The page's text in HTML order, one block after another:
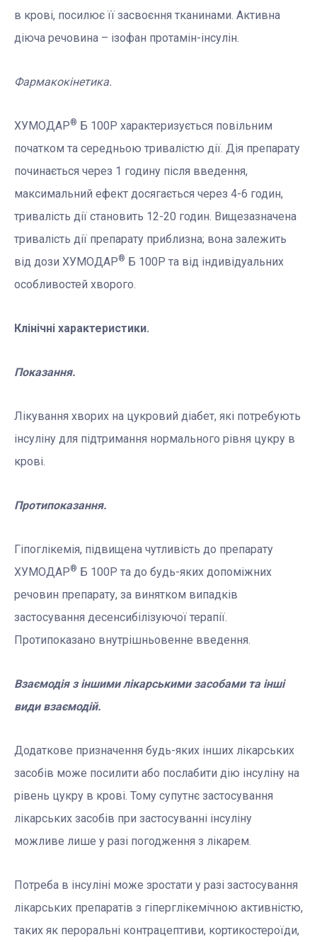
в крові, посилює її засвоєння тканинами. Активна
діюча речовина – ізофан протамін-інсулін.
Фармакокінетика.
ХУМОДАР® Б 100Р характеризується повільним
початком та середньою тривалістю дії. Дія препарату
починається через 1 годину після введення,
максимальний ефект досягається через 4-6 годин,
тривалість дії становить 12-20 годин. Вищезазначена
тривалість дії препарату приблизна; вона залежить
від дози ХУМОДАР® Б 100Р та від індивідуальних
особливостей хворого.
Клінічні характеристики.
Показання.
Лікування хворих на цукровий діабет, які потребують
інсуліну для підтримання нормального рівня цукру в
крові.
Протипоказання.
Гіпоглікемія, підвищена чутливість до препарату
ХУМОДАР® Б 100Р та до будь-яких допоміжних
речовин препарату, за винятком випадків
застосування десенсибілізуючої терапії.
Протипоказано внутрішньовенне введення.
Взаємодія з іншими лікарськими засобами та інші
види взаємодій.
Додаткове призначення будь-яких інших лікарських
засобів може посилити або послабити дію інсуліну на
рівень цукру в крові. Тому супутнє застосування
лікарських засобів при застосуванні інсуліну
можливе лише у разі погодження з лікарем.
Потреба в інсуліні може зростати у разі застосування
лікарських препаратів з гіперглікемічною активністю,
таких як пероральні контрацептиви, кортикостероїди,